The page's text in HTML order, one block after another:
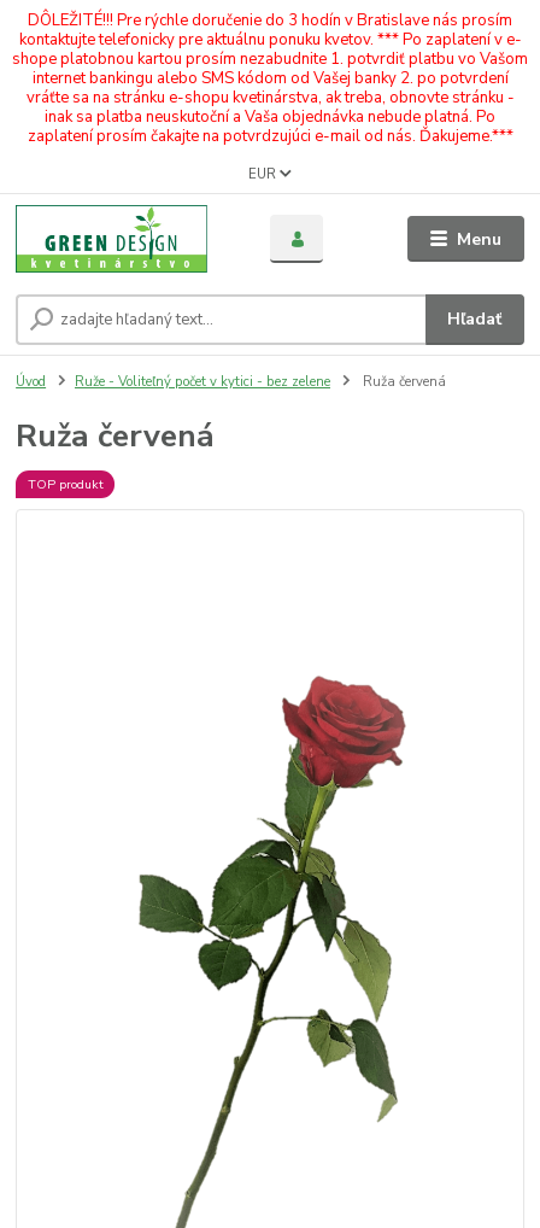
DÔLEŽITÉ!!! Pre rýchle doručenie do 3 hodín v Bratislave nás prosím
kontaktujte telefonicky pre aktuálnu ponuku kvetov. *** Po zaplatení v e-
shope platobnou kartou prosím nezabudnite 1. potvrdiť platbu vo Vašom
internet bankingu alebo SMS kódom od Vašej banky 2. po potvrdení
vráťte sa na stránku e-shopu kvetinárstva, ak treba, obnovte stránku -
inak sa platba neuskutoční a Vaša objednávka nebude platná. Po
zaplatení prosím čakajte na potvrdzujúci e-mail od nás. Ďakujeme.***
Menu
EUR
Hľadať
Úvod Ruže - Voliteľný počet v kytici - bez zelene Ruža červená
Ruža červená
TOP produkt